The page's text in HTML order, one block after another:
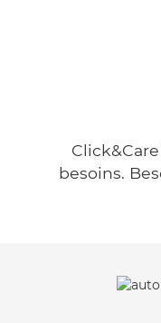
besoins.